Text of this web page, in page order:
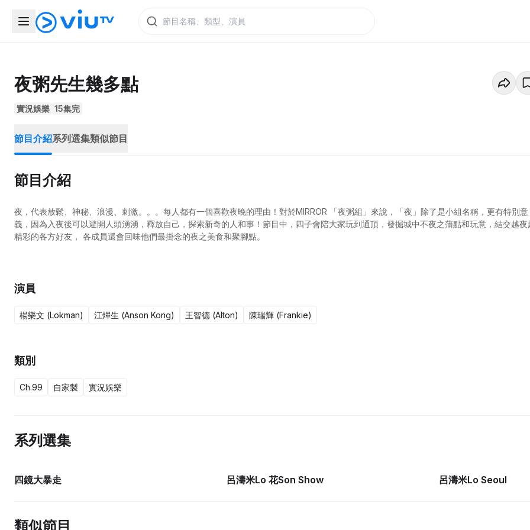
夜粥先生幾多點
實況娛樂 15集完
節目介紹系列選集類似節目
節目介紹
夜，代表放鬆、神秘、浪漫、刺激。。。每人都有一個喜歡夜晚的理由！對於MIRROR 「夜粥組」來說，「夜」除了是小組名稱，更有特別意
義，因為入夜後可以避開人頭湧湧，釋放自己，探索新奇的人和事！節目中，四子會陪大家玩到通頂，發掘城中不夜之蒲點和玩意，結交越夜
精彩的各方好友， 各成員還會回味他們最掛念的夜之美食和聚腳點。
演員
楊樂文 (Lokman) 江熚生 (Anson Kong) 王智德 (Alton) 陳瑞輝 (Frankie)
類別
Ch.99 自家製 實況娛樂
系列選集
四鏡大暴走 呂濤米Lo 花Son Show 呂濤米Lo Seoul
類似節目